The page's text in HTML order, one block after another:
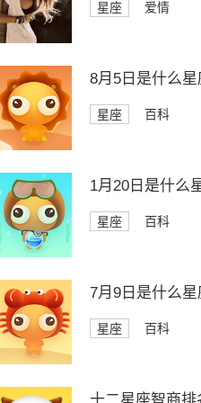
星座 爱情
8月5日是什么星
星座 百科
1月20日是什么
星座 百科
7月9日是什么星
星座 百科